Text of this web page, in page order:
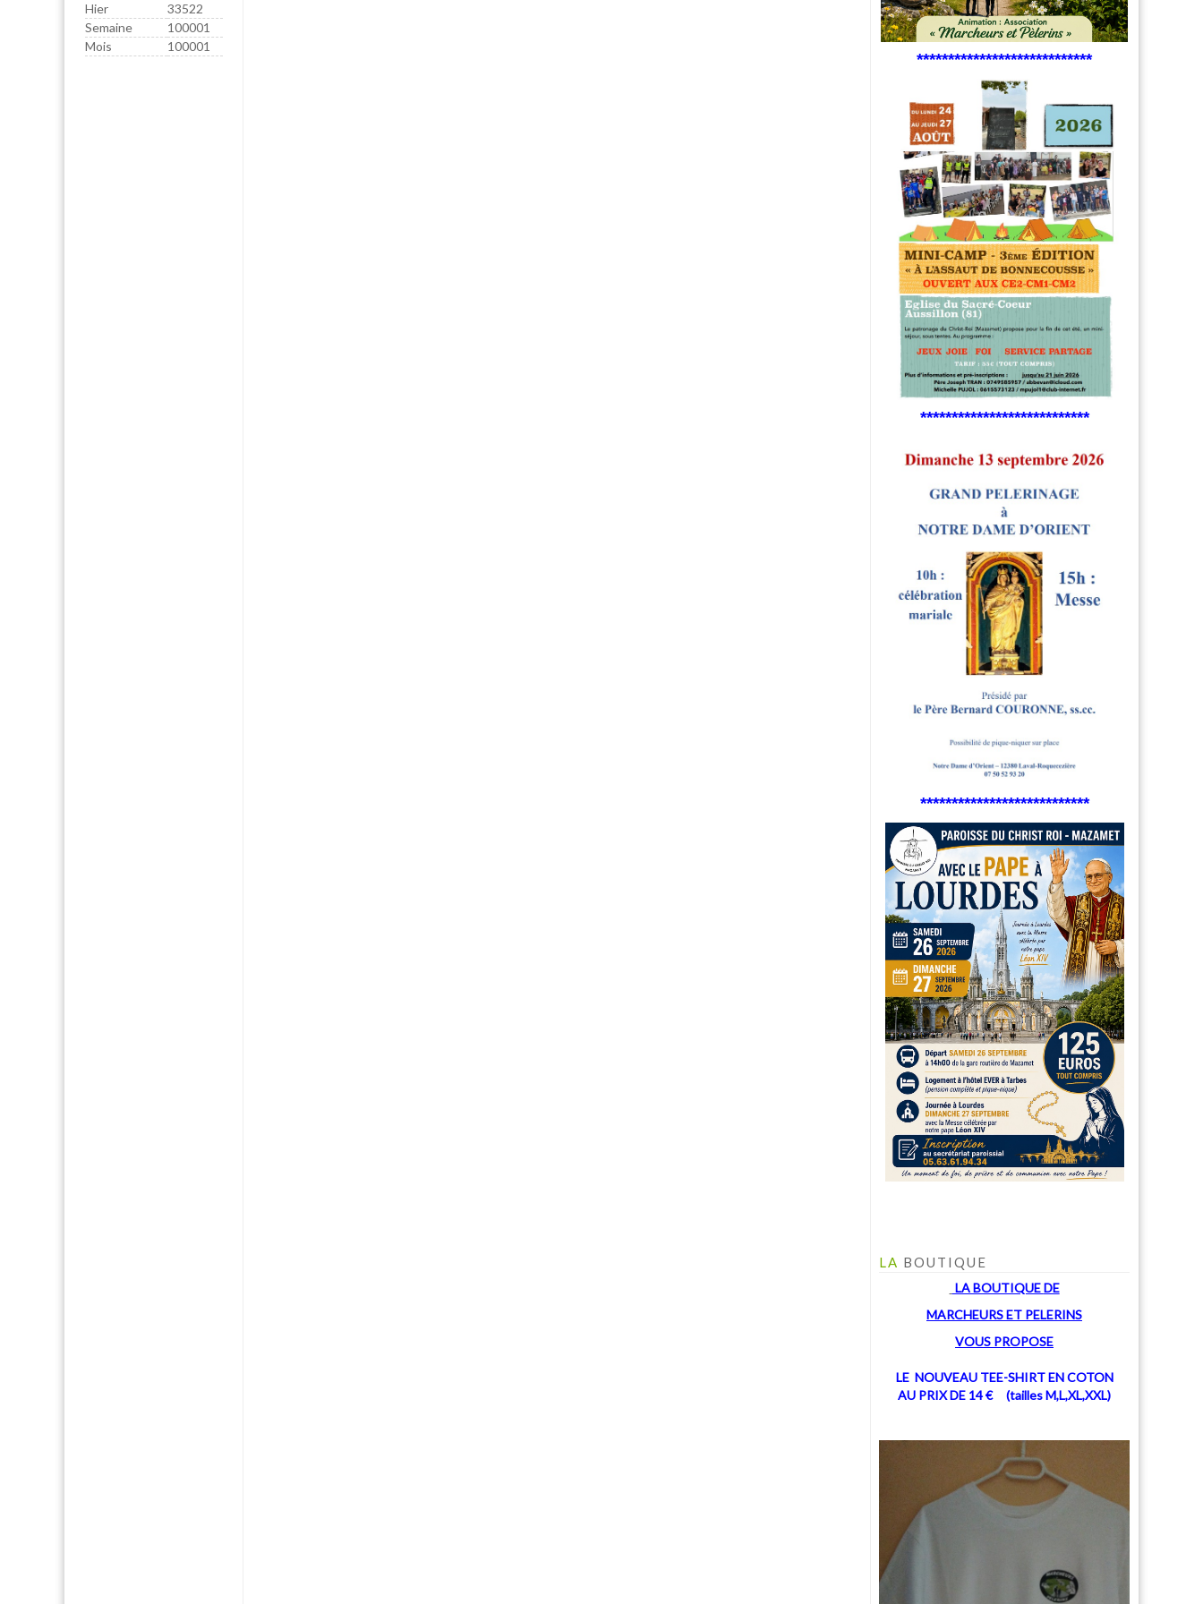
Hier
33522
Semaine
100001
Mois
100001
****************************
***************************
***************************
LA BOUTIQUE
LA BOUTIQUEDE
MARCHEURS ET PELERINS
VOUS PROPOSE
LE NOUVEAU TEE-SHIRT EN COTON
AU PRIX DE 14 € (tailles M,L,XL,XXL)